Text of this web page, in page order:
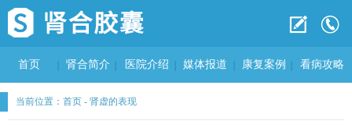
首页 肾合简介 医院介绍 媒体报道 康复案例 看病攻略
当前位置： 首页 - 肾虚的表现